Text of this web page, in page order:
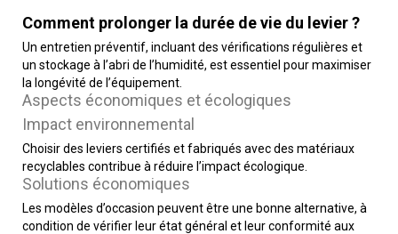
Comment prolonger la durée de vie du levier ?
Un entretien préventif, incluant des vérifications régulières et
un stockage à l’abri de l’humidité, est essentiel pour maximiser
la longévité de l’équipement.
Aspects économiques et écologiques
Impact environnemental
Choisir des leviers certifiés et fabriqués avec des matériaux
recyclables contribue à réduire l’impact écologique.
Solutions économiques
Les modèles d’occasion peuvent être une bonne alternative, à
condition de vérifier leur état général et leur conformité aux